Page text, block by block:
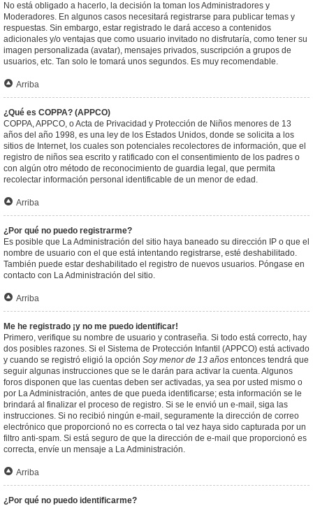
No está obligado a hacerlo, la decisión la toman los Administradores y
Moderadores. En algunos casos necesitará registrarse para publicar temas y
respuestas. Sin embargo, estar registrado le dará acceso a contenidos
adicionales y/o ventajas que como usuario invitado no disfrutaría, como tener su
imagen personalizada (avatar), mensajes privados, suscripción a grupos de
usuarios, etc. Tan solo le tomará unos segundos. Es muy recomendable.
Arriba
¿Qué es COPPA? (APPCO)
COPPA, APPCO, o Acta de Privacidad y Protección de Niños menores de 13
años del año 1998, es una ley de los Estados Unidos, donde se solicita a los
sitios de Internet, los cuales son potenciales recolectores de información, que el
registro de niños sea escrito y ratificado con el consentimiento de los padres o
con algún otro método de reconocimiento de guardia legal, que permita
recolectar información personal identificable de un menor de edad.
Arriba
¿Por qué no puedo registrarme?
Es posible que La Administración del sitio haya baneado su dirección IP o que el
nombre de usuario con el que está intentando registrarse, esté deshabilitado.
También puede estar deshabilitado el registro de nuevos usuarios. Póngase en
contacto con La Administración del sitio.
Arriba
Me he registrado ¡y no me puedo identificar!
Primero, verifique su nombre de usuario y contraseña. Si todo está correcto, hay
dos posibles razones. Si el Sistema de Protección Infantil (APPCO) está activado
y cuando se registró eligió la opción Soy menor de 13 años entonces tendrá que
seguir algunas instrucciones que se le darán para activar la cuenta. Algunos
foros disponen que las cuentas deben ser activadas, ya sea por usted mismo o
por La Administración, antes de que pueda identificarse; esta información se le
brindará al finalizar el proceso de registro. Si se le envió un e-mail, siga las
instrucciones. Si no recibió ningún e-mail, seguramente la dirección de correo
electrónico que proporcionó no es correcta o tal vez haya sido capturada por un
filtro anti-spam. Si está seguro de que la dirección de e-mail que proporcionó es
correcta, envíe un mensaje a La Administración.
Arriba
¿Por qué no puedo identificarme?